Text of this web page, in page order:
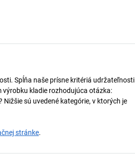
Spĺňa naše prísne kritériá udržateľnosti
kladie rozhodujúca otázka:
sú uvedené kategórie, v ktorých je
stránke.